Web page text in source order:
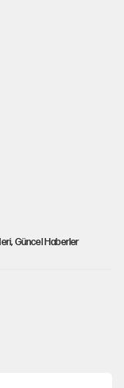
Güncel Haberler
satıldı